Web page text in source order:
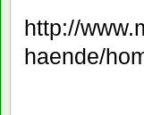
http://
haende/